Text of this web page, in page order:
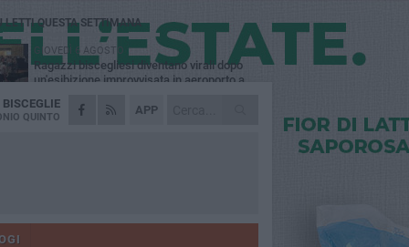
APP
BISCEGLIE
QUINTO
LETTI QUESTA SETTIMANA
GIOVEDÌ 6 AGOSTO
Ragazzi biscegliesi diventano virali dopo
un'esibizione improvvisata in aeroporto a
MARTEDÌ 4 AGOSTO
Emergenza caldo, il Comune di Bisceglie
Due auto incendiate nella notte in via Dieta